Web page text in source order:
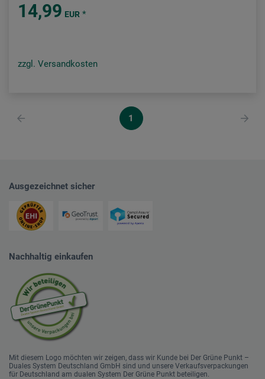
14,99 EUR *
zzgl. Versandkosten
1
Ausgezeichnet sicher
Nachhaltig einkaufen
Mit diesem Logo möchten wir zeigen, dass wir Kunde bei Der Grüne Punkt –
Duales System Deutschland GmbH sind und unsere Verkaufsverpackungen
für Deutschland am dualen System Der Grüne Punkt beteiligen.